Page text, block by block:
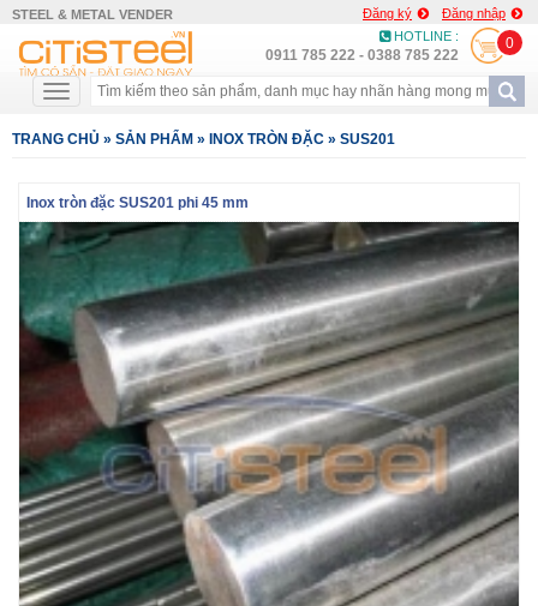
STEEL & METAL VENDER Đăng ký
Đăng nhập
HOTLINE :
0911 785 222 - 0388 785 222
0
TRANG CHỦ » SẢN PHẨM » INOX TRÒN ĐẶC » SUS201
Inox tròn đặc SUS201 phi 45 mm